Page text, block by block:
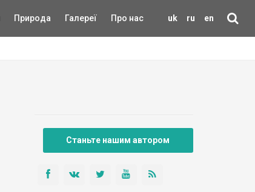
uk ru en
Природа Галереї Про нас
Станьте нашим автором